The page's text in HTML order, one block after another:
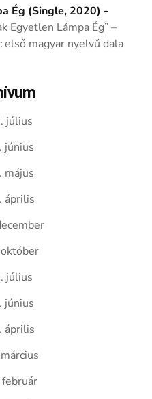
Ég (Single, 2020) -
Egyetlen Lámpa Ég” –
magyar nyelvű dala
július
június
május
április
július
június
április